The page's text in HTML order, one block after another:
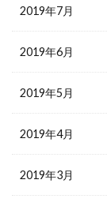
2019年7月
2019年6月
2019年5月
2019年4月
2019年3月